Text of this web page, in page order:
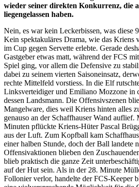
wieder seiner direkten Konkurrenz, die
liegengelassen haben.
Nein, es war kein Leckerbissen, was diese
Kein spektakuläres Drama, wie das Kriens
im Cup gegen Servette erlebte. Gerade
Gastgeber etwas matt, während der FCS
Spiel ging, vor allem die Defensive zu
dabei zu seinem vierten Saisoneinsatz,
rechte Mittelfeld vorstiess. In die Elf
Linksverteidiger und Emiliano Mozzone in
dessen Landsmann. Die Offensivszenen
Mangelware, dies weil Kriens hinten alles
genauso an der Schaffhauser Wand
Minuten pflückte Kriens-Hüter Pascal
aus der Luft. Zum Kopfball kam
einer halben Stunde, doch der Ball landete
Offensivaktionen blieben den
blieb praktisch die ganze Zeit
auf der Hut sein. Als in der 28. Minute
Follonier verlor, handelte der FCS-Keeper